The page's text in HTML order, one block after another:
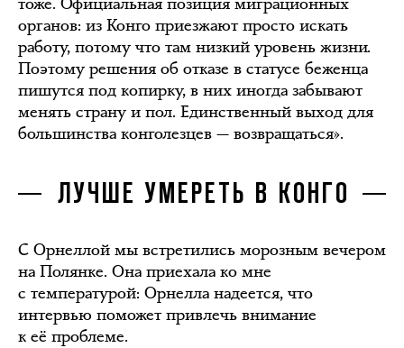
органов: из Конго приезжают просто искать
работу, потому что там низкий уровень жизни.
Поэтому решения об отказе в статусе беженца
пишутся под копирку, в них иногда забывают
менять страну и пол. Единственный выход для
большинства конголезцев — возвращаться».
ЛУЧШЕ УМЕРЕТЬ В КОНГО
С Орнеллой мы встретились морозным вечером
на Полянке. Она приехала ко мне
с температурой: Орнелла надеется, что
интервью поможет привлечь внимание
к её проблеме.